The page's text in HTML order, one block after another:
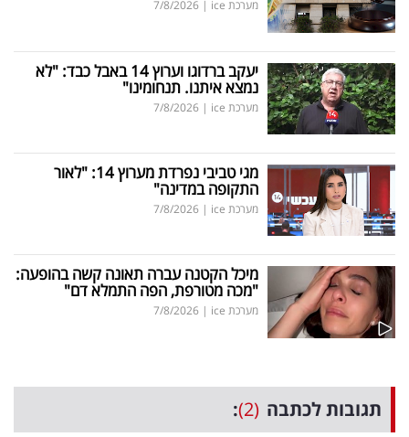
מערכת ice |
7/8/2026
יעקב ברדוגו וערוץ 14 באבל כבד: "לא
נמצא איתנו. תנחומינו"
מערכת ice |
7/8/2026
מגי טביבי נפרדת מערוץ 14: "לאור
התקופה במדינה"
מערכת ice |
7/8/2026
מיכל הקטנה עברה תאונה קשה בהופעה:
"מכה מטורפת, הפה התמלא דם"
מערכת ice |
7/8/2026
תגובות לכתבה (2)
: